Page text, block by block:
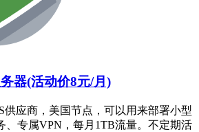
器(活动价8元/月)
供应商，美国节点，可以用来部署小型
、专属VPN，每月1TB流量。不定期活